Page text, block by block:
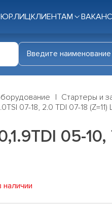
КЛИЕНТАМ
Стартеры и
07-18, 2.0 TDI 07-18 (Z=11)
05-
наличии